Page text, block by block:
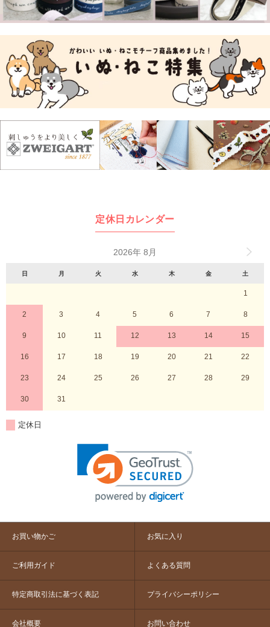
定休日カレンダー
2026年 8月
日 月 火 水 木 金 土
1
2 3 4 5 6 7 8
9 10 11 12 13 14 15
16 17 18 19 20 21 22
23 24 25 26 27 28 29
30 31
定休日
お買い物かご お気に入り
ご利用ガイド よくある質問
特定商取引法に基づく表記 プライバシーポリシー
会社概要 お問い合わせ